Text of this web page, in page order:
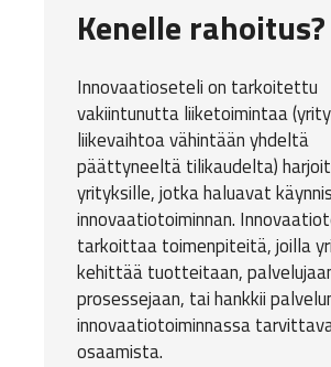
Kenelle rahoitus?
Innovaatioseteli on tarkoitettu
vakiintunutta liiketoimintaa
liikevaihtoa vähintään yhdeltä
päättyneeltä tilikaudelta)
yrityksille, jotka haluavat
innovaatiotoiminnan.
tarkoittaa toimenpiteitä, joilla
kehittää tuotteitaan,
prosessejaan, tai hankkii
innovaatiotoiminnassa
osaamista.